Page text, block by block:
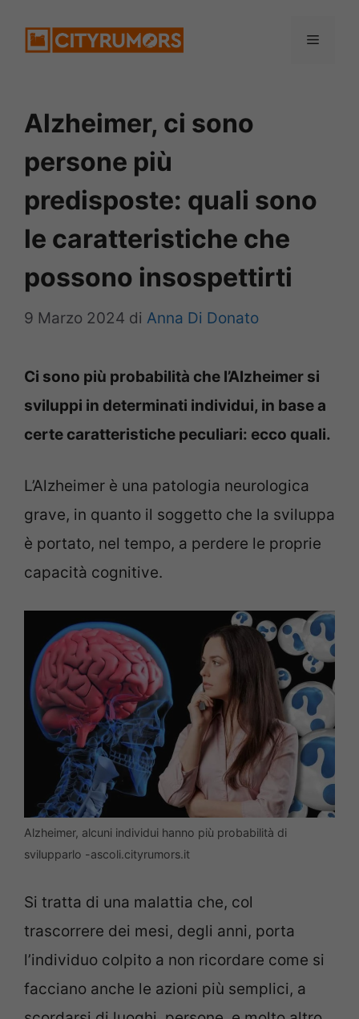
Menu
Alzheimer, ci sono
persone più
predisposte: quali sono
le caratteristiche che
possono insospettirti
9 Marzo 2024 di Anna Di Donato
Ci sono più probabilità che l’Alzheimer si
sviluppi in determinati individui, in base a
certe caratteristiche peculiari: ecco quali.
L’Alzheimer è una patologia neurologica
grave, in quanto il soggetto che la sviluppa
è portato, nel tempo, a perdere le proprie
capacità cognitive.
Alzheimer, alcuni individui hanno più probabilità di
svilupparlo -ascoli.cityrumors.it
Si tratta di una malattia che, col
trascorrere dei mesi, degli anni, porta
l’individuo colpito a non ricordare come si
facciano anche le azioni più semplici, a